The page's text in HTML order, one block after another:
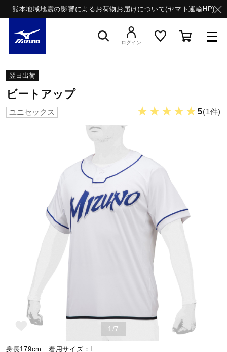
熊本地域地震の影響によるお荷物お届けについて(ヤマト運輸HP)
ライフスタイルウエア
サッカー／フットサル
トレーニング
ゴルフ
ログイン
翌日出荷
ビートアップ
ユニセックス ★★★★★5(1件)
1/7
身長179cm 着用サイズ：L